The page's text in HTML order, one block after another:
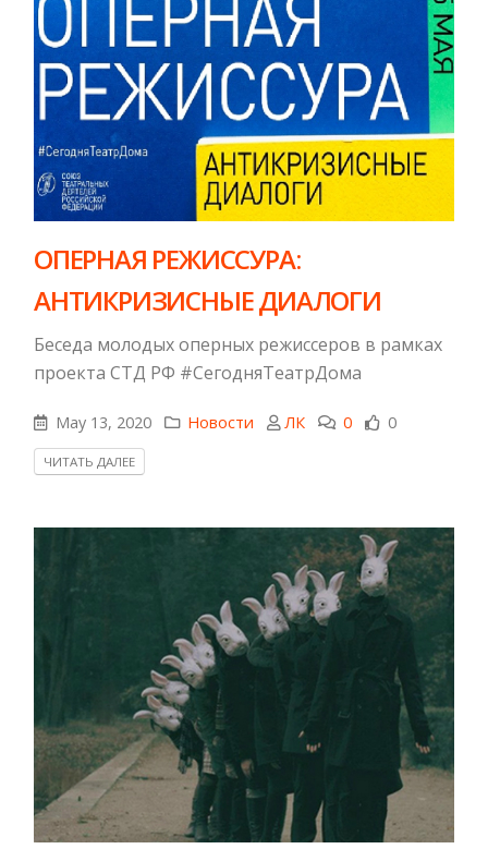
ОПЕРНАЯ РЕЖИССУРА:
АНТИКРИЗИСНЫЕ ДИАЛОГИ
Беседа молодых оперных режиссеров в рамках
проекта СТД РФ #СегодняТеатрДома
May 13, 2020 Новости ЛК 0 0
ЧИТАТЬ ДАЛЕЕ